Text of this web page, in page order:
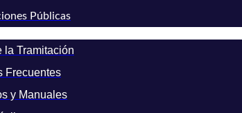
Públicas
la Tramitación
Frecuentes
y Manuales